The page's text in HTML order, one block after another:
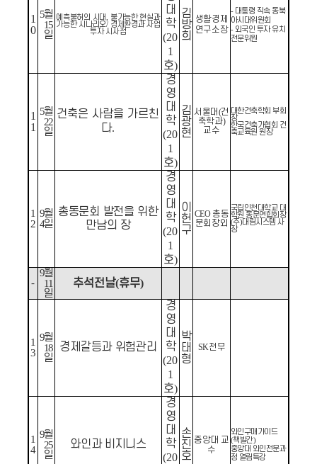
1
0
5월
15
일
예측불허의 시대 불가능한 현실과
가능한 시나리오/ 경제환경과 사업
투자 시사점
대
학
(20
1
호)
김
방
희
생활경제
연구소장
- 대통령 직속 동북
아시대위원회
- 외국인 투자 유치
전문위원
1
1
5월
22
일
건축은 사람을 가르친
다.
경
영
대
학
(20
1
호)
김
광
현
서울대 (건
축학과)
교수
대한건축학회 부회
장
한국건축가협회 건
축교육원 원장
1
2
9월
4일
총동문회 발전을 위한
만남의 장
경
영
대
학
(20
1
호)
이
헌
구
CEO 총동
문회장외
국립인천대학교 대
학원 동문연합회장
(주)대림시스템 사
장
-
9월
11
일
추석전날(휴무)
1
3
9월
18
일
경제갈등과 위험관리
경
영
대
학
(20
1
호)
박
태
형
SK전무
1
4
9월
25
일
와인과 비지니스
경
영
대
학
(20
손
진
호
중앙대 교
수
와인구매가이드
(책발간)
중앙대 와인전문과
정 열림특강